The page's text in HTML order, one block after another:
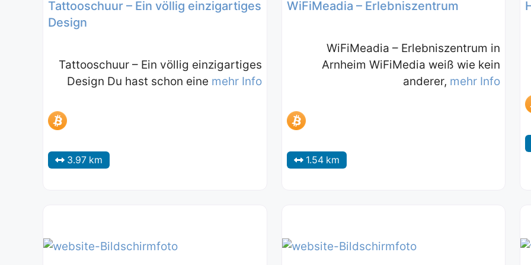
Tattooschuur – Ein völlig einzigartiges
Design
Tattooschuur – Ein völlig einzigartiges
Design Du hast schon eine mehr Info
3.97 km
WiFiMeadia – Erlebniszentrum
WiFiMeadia – Erlebniszentrum in
Arnheim WiFiMedia weiß wie kein
anderer, mehr Info
1.54 km